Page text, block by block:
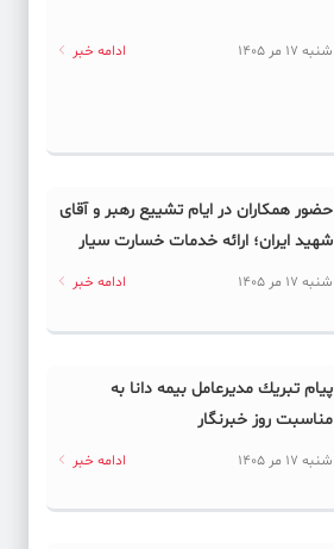
شنبه 17 مر 1405 ادامه خبر
حضور همکاران در ایام تشییع رهبر و آقای
شهید ایران؛ ارائه خدمات خسارت سیار
بیمه دانا در سراسر كشور
شنبه 17 مر 1405 ادامه خبر
پیام ‌تبریك‌ مدیرعامل بیمه دانا به
مناسبت روز خبرنگار
شنبه 17 مر 1405 ادامه خبر